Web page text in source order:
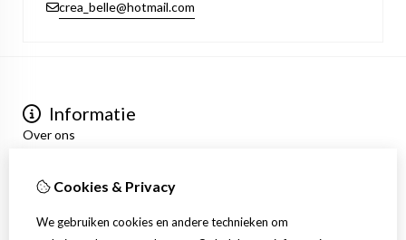
crea_belle@hotmail.com
Informatie
Over ons
Algemene voorwaarden
Mijn account
Inloggen
Cookies & Privacy
We gebruiken cookies en andere technieken om